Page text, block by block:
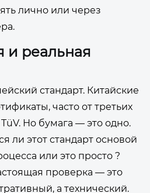
лично или через
и реальная
стандарт. Китайские
часто от третьих
Но бумага — это одно.
ли этот стандарт основой
или это просто ?
проверка — это
а технический.